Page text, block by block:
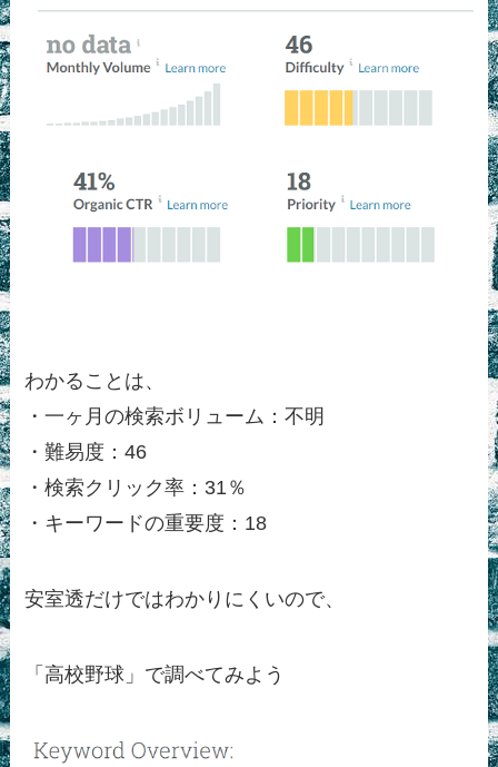
わかることは、
・一ヶ月の検索ボリューム：不明
・難易度：46
・検索クリック率：31％
・キーワードの重要度：18
安室透だけではわかりにくいので、
「高校野球」で調べてみよう